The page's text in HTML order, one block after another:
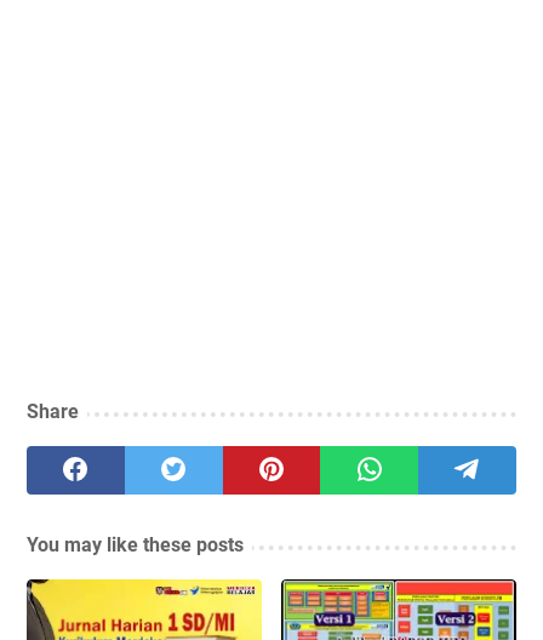
Share
You may like these posts